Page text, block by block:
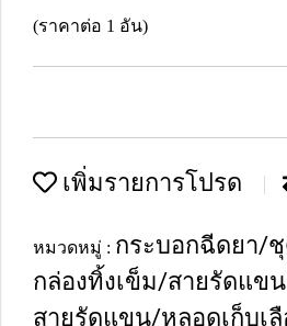
(ราคาต่อ 1 อัน)
เพิ่มรายการโปรด
หมวดหมู่ : กระบอกฉีดยา/
กล่องทิ้งเข็ม/สายรัดแขน
สายรัดแขน/หลอดเก็บเ